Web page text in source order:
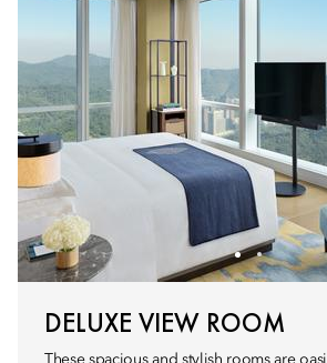
DELUXE VIEW ROOM
These spacious and stylish rooms are